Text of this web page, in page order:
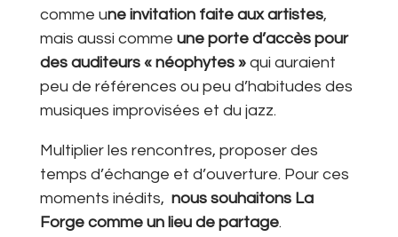
comme une invitation faite aux artistes,
mais aussi comme une porte d’accès pour
des auditeurs « néophytes »qui auraient
peu de références ou peu d’habitudes des
musiques improvisées et du jazz.
Multiplier les rencontres, proposer des
temps d’échange et d’ouverture. Pour ces
moments inédits, nous souhaitons La
Forge comme un lieu de partage.